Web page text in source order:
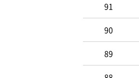
91
90
89